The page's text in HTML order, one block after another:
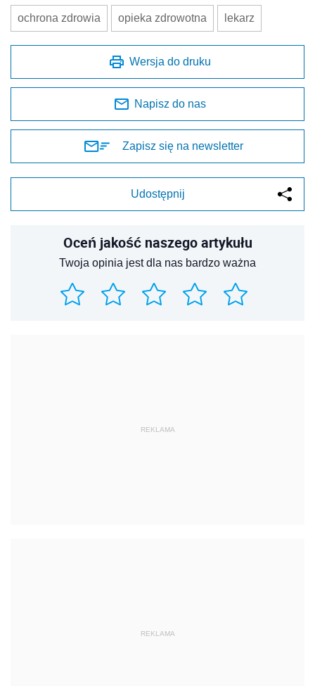
ochrona zdrowia opieka zdrowotna lekarz
Wersja do druku
Napisz do nas
Zapisz się na newsletter
Udostępnij
Oceń jakość naszego artykułu
Twoja opinia jest dla nas bardzo ważna
REKLAMA
REKLAMA